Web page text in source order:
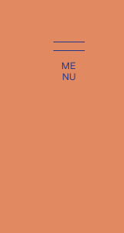
ME
NU